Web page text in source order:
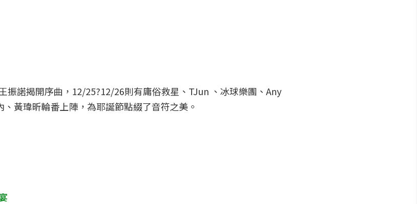
振諾揭開序曲，12/25?12/26則有庸俗救星、TJun 、冰球樂團、Any
黃瑋昕輪番上陣，為耶誕節點綴了音符之美。